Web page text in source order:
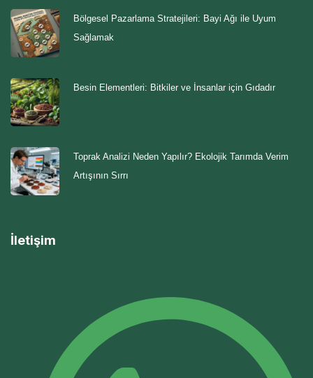
Bölgesel Pazarlama Stratejileri: Bayi Ağı ile Uyum
Sağlamak
Besin Elementleri: Bitkiler ve İnsanlar için Gıdadır
Toprak Analizi Neden Yapılır? Ekolojik Tarımda Verim
Artışının Sırrı
İletişim